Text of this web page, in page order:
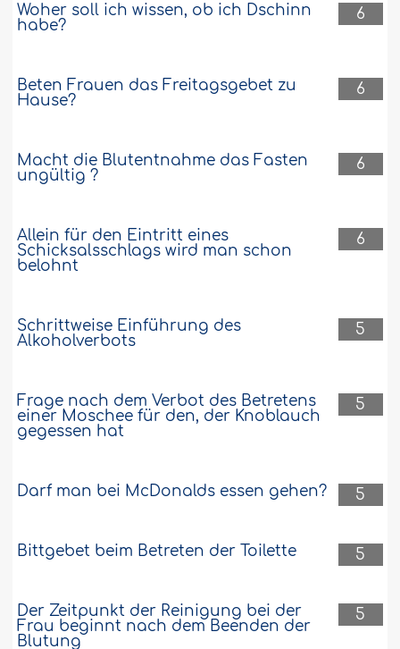
6
Woher soll ich wissen, ob ich Dschinn
habe?
6
Beten Frauen das Freitagsgebet zu
Hause?
6
Macht die Blutentnahme das Fasten
ungültig ?
6
Allein für den Eintritt eines
Schicksalsschlags wird man schon
belohnt
5
Schrittweise Einführung des
Alkoholverbots
5
Frage nach dem Verbot des Betretens
einer Moschee für den, der Knoblauch
gegessen hat
5
Darf man bei McDonalds essen gehen?
5
Bittgebet beim Betreten der Toilette
5
Der Zeitpunkt der Reinigung bei der
Frau beginnt nach dem Beenden der
Blutung